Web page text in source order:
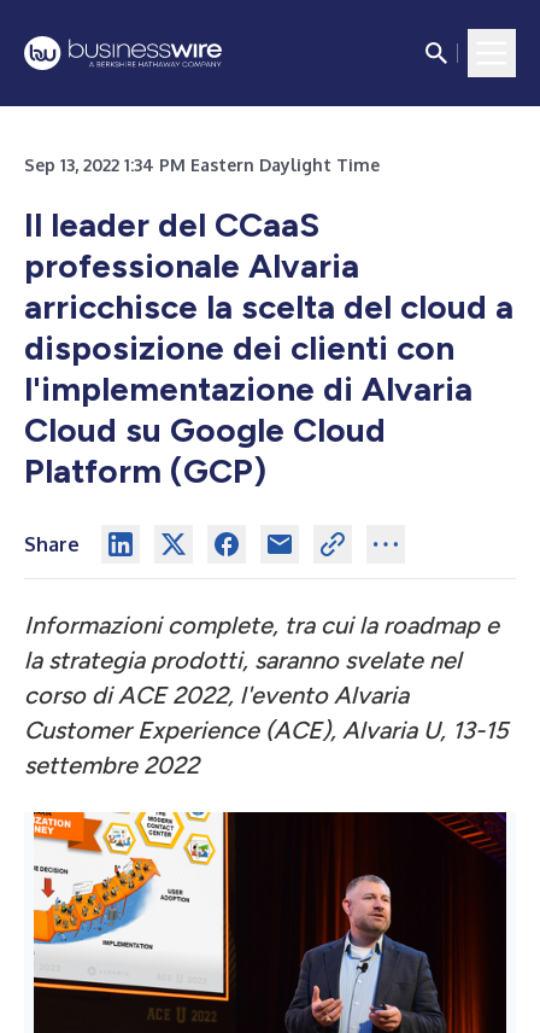
Sep 13, 2022 1:34 PM Eastern Daylight Time
Il leader del CCaaS
professionale Alvaria
arricchisce la scelta del cloud a
disposizione dei clienti con
l'implementazione di Alvaria
Cloud su Google Cloud
Platform (GCP)
Share
Informazioni complete, tra cui la roadmap e
la strategia prodotti, saranno svelate nel
corso di ACE 2022, l'evento Alvaria
Customer Experience (ACE), Alvaria U, 13-15
settembre 2022